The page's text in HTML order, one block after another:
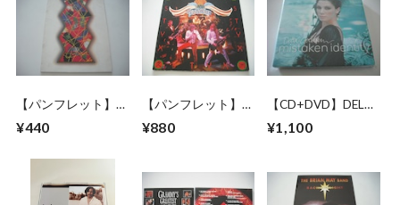
【パンフレット】喜
多郎 / THESE 10
YEARS TOUR
¥440
【パンフレット】
STYX / 1982 JAPAN
TOUR
¥880
【CD+DVD】DELTA
GOODREM /
MISTAKEN
¥1,100